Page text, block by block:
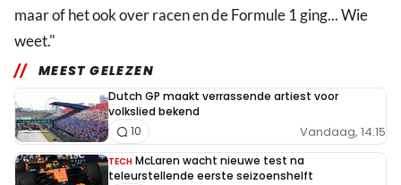
maar of het ook over racen en de Formule 1 ging... Wie
weet."
MEEST GELEZEN
Dutch GP maakt verrassende artiest voor
volkslied bekend
Vandaag, 14:15
10
TECH McLaren wacht nieuwe test na
teleurstellende eerste seizoenshelft